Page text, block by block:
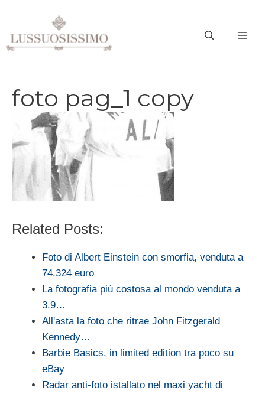
contenuto
foto pag_1 copy
Related Posts:
Foto di Albert Einstein con smorfia, venduta a
74.324 euro
La fotografia più costosa al mondo venduta a
3.9…
All'asta la foto che ritrae John Fitzgerald
Kennedy…
Barbie Basics, in limited edition tra poco su
eBay
Radar anti-foto istallato nel maxi yacht di